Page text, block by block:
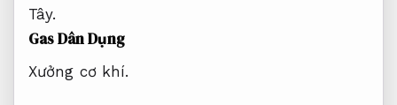
Tây.
Gas Dân Dụng
Xưởng cơ khí.